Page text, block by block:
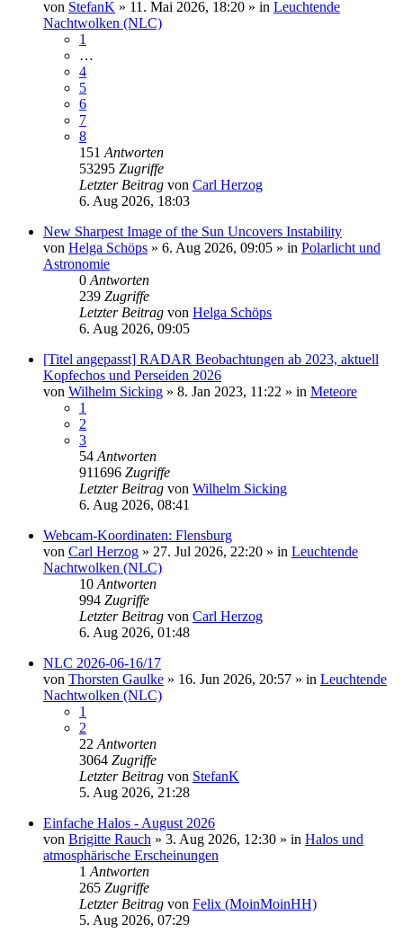
von StefanK » 11. Mai 2026, 18:20 » in Leuchtende
Nachtwolken (NLC)
1
…
4
5
6
7
8
151 Antworten
53295 Zugriffe
Letzter Beitrag von Carl Herzog
6. Aug 2026, 18:03
New Sharpest Image of the Sun Uncovers Instability
von Helga Schöps » 6. Aug 2026, 09:05 » in Polarlicht und
Astronomie
0 Antworten
239 Zugriffe
Letzter Beitrag von Helga Schöps
6. Aug 2026, 09:05
[Titel angepasst] RADAR Beobachtungen ab 2023, aktuell
Kopfechos und Perseiden 2026
von Wilhelm Sicking » 8. Jan 2023, 11:22 » in Meteore
1
2
3
54 Antworten
911696 Zugriffe
Letzter Beitrag von Wilhelm Sicking
6. Aug 2026, 08:41
Webcam-Koordinaten: Flensburg
von Carl Herzog » 27. Jul 2026, 22:20 » in Leuchtende
Nachtwolken (NLC)
10 Antworten
994 Zugriffe
Letzter Beitrag von Carl Herzog
6. Aug 2026, 01:48
NLC 2026-06-16/17
von Thorsten Gaulke » 16. Jun 2026, 20:57 » in Leuchtende
Nachtwolken (NLC)
1
2
22 Antworten
3064 Zugriffe
Letzter Beitrag von StefanK
5. Aug 2026, 21:28
Einfache Halos - August 2026
von Brigitte Rauch » 3. Aug 2026, 12:30 » in Halos und
atmosphärische Erscheinungen
1 Antworten
265 Zugriffe
Letzter Beitrag von Felix (MoinMoinHH)
5. Aug 2026, 07:29